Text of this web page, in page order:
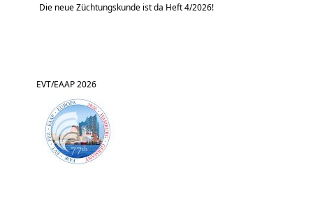
Die neue Züchtungskunde ist da Heft 4/2026!
EVT/EAAP 2026